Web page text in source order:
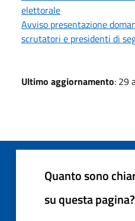
elettorale
Avviso presentazione
scrutatori e presidenti di
Ultimo aggiornamento: 29
Quanto sono
su questa pagina?